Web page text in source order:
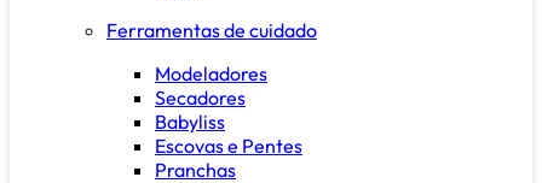
Ferramentas de cuidado
Modeladores
Secadores
Babyliss
Escovas e Pentes
Pranchas